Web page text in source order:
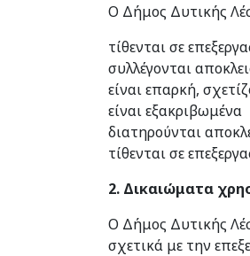
Ο Δήμος Δυτικής
τίθενται σε
συλλέγονται
είναι επαρκή,
είναι εξακριβωμένα
διατηρούνται
τίθενται σε
2. Δικαιώματα
Ο Δήμος Δυτικής
σχετικά με την